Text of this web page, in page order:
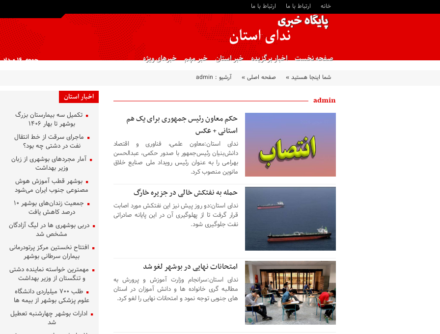
خانه ارتباط با ما ارتباط با ما
صفحه نخست اخبار برگزیده خبر استان خبر مهم خبرهای ویژه جمعه, ۱۶ مرداد , ۱۴۰۵
شما اینجا هستید » صفحه اصلی » آرشیو : admin
admin
حکم معاون رئیس جمهوری برای یک هم
استانی + عکس
ندای استان:معاون علمی، فناوری و اقتصاد
دانش‌بنیان رئیس‌جمهور با صدور حکمی، عبدالحسن
بهرامی را به عنوان رئیس رویداد ملی صنایع خلاق
مانوین منصوب کرد.
حمله به نفتکش خالی در جزیره خارگ
ندای استان:دو روز پیش نیز این نفتکش مورد اصابت
قرار گرفت تا از پهلوگیری آن در این پایانه صادراتی
نفت جلوگیری شود.
امتحانات نهایی در بوشهر لغو شد
ندای استان:سرانجام وزارت آموزش و پرورش به
مطالبه گری خانواده ها و دانش آموزان در استان
های جنوبی توجه نمود و امتحانات نهایی را لغو کرد.
اخبار استان
تکمیل سه بیمارستان بزرگ
بوشهر تا بهار ۱۴۰۶
ماجرای سرقت از خط انتقال
نفت در دشتی چه بود؟
آمار مجردهای بوشهری از زبان
وزیر بهداشت
بوشهر قطب آموزش هوش
مصنوعی جنوب ایران می‌شود
جمعیت زندان‌های بوشهر ۱۰
درصد کاهش یافت
دربی بوشهری ها در لیگ آزادگان
مشخص شد
افتتاح نخستین مرکز پرتودرمانی
بیماران سرطانی بوشهر
مهمترین خواسته نماینده دشتی
و تنگستان از وزیر بهداشت
طلب ۷۰۰ میلیاردی دانشگاه
علوم پزشکی بوشهر از بیمه ها
ادارات بوشهر چهارشنبه تعطیل
شد